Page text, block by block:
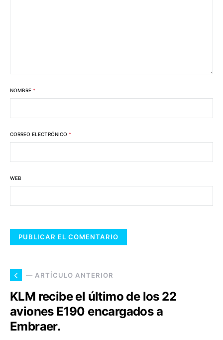
NOMBRE *
CORREO ELECTRÓNICO *
WEB
— ARTÍCULO ANTERIOR
KLM recibe el último de los 22
aviones E190 encargados a
Embraer.